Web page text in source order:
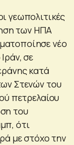
γεωπολιτικές
των ΗΠΑ
νέο
σε
κατά
Στενών του
πετρελαίου
του
ότι
με στόχο την